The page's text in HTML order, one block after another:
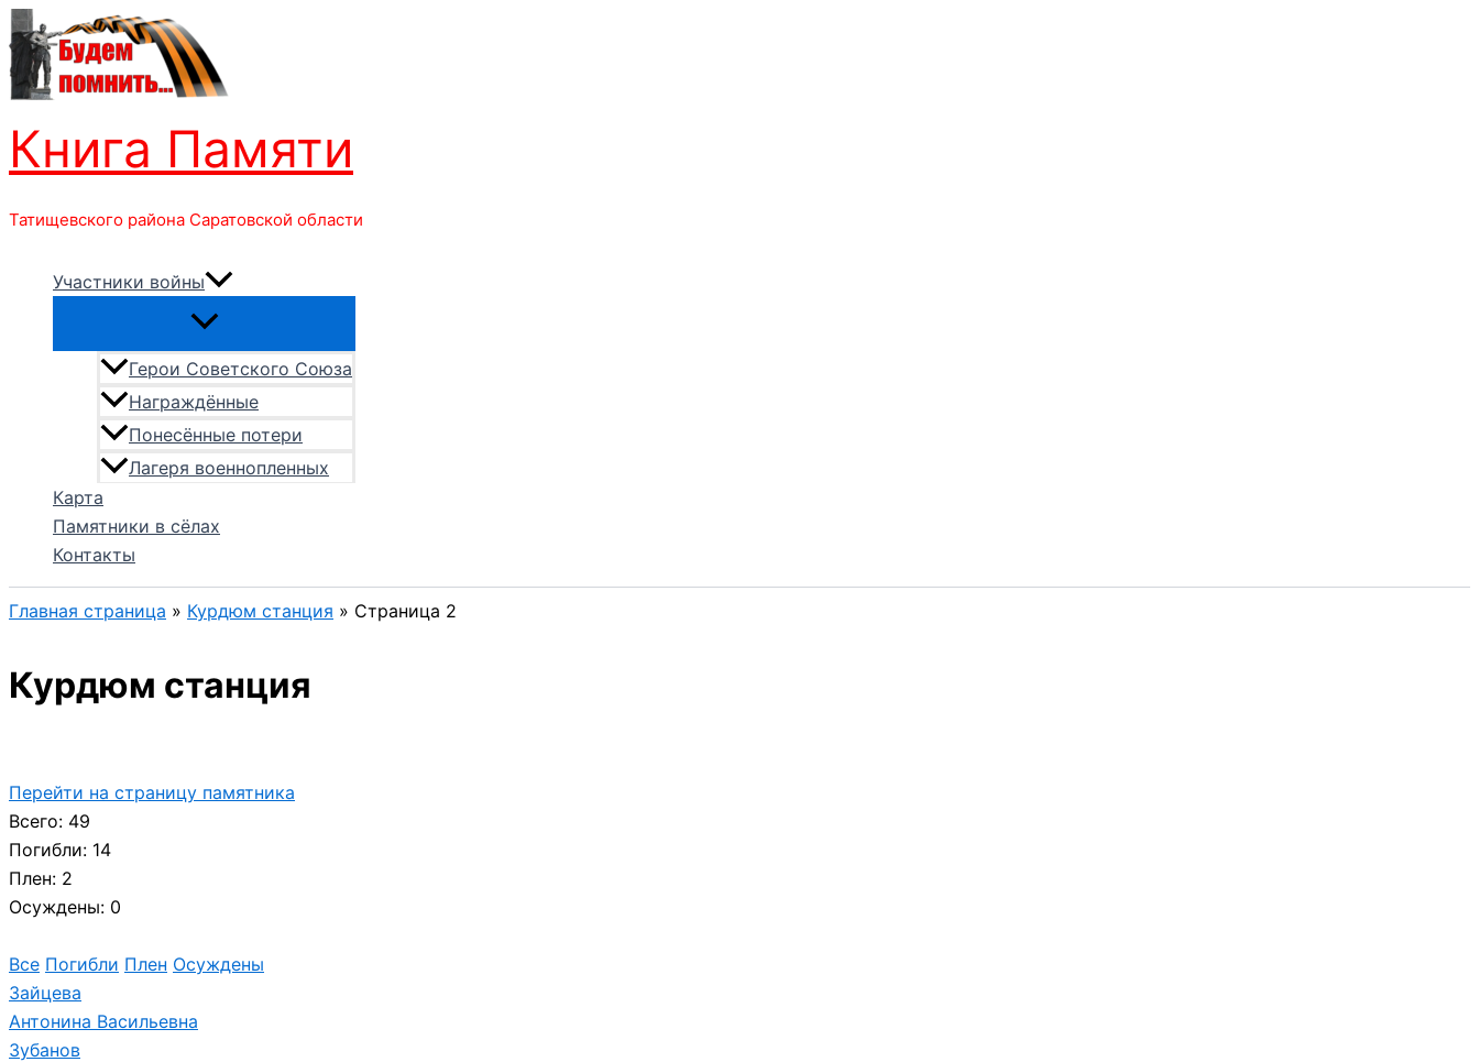
Перейти
к
содержимому
Книга Памяти
Татищевского района Саратовской области
Участники войны
Герои Советского Союза
Награждённые
Понесённые потери
Лагеря военнопленных
Карта
Памятники в сёлах
Контакты
Главная страница » Курдюм станция » Страница 2
Курдюм станция
Перейти на страницу памятника
Всего: 49
Погибли: 14
Плен: 2
Осуждены: 0
Все Погибли Плен Осуждены
Зайцева
Антонина Васильевна
Зубанов